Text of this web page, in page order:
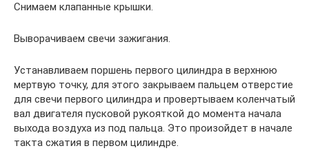
Снимаем клапанные крышки.
Выворачиваем свечи зажигания.
Устанавливаем поршень первого цилиндра в верхнюю
мертвую точку, для этого закрываем пальцем отверстие
для свечи первого цилиндра и провертываем коленчатый
вал двигателя пусковой рукояткой до момента начала
выхода воздуха из под пальца. Это произойдет в начале
такта сжатия в первом цилиндре.